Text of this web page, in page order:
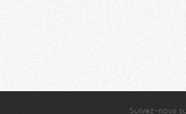
Suivez-nous